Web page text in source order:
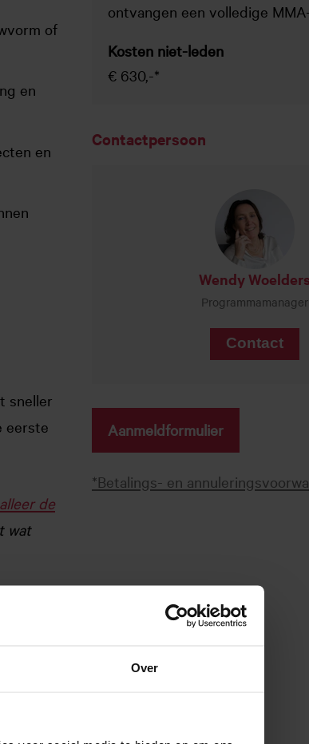
Over
of
en
en
sneller
eerste
de
wat
ontvangen een volledige
Kosten niet-leden
€ 630,-*
Contactpersoon
Wendy
Programmamanager
Contact
Aanmeldformulier
*Betalings- en